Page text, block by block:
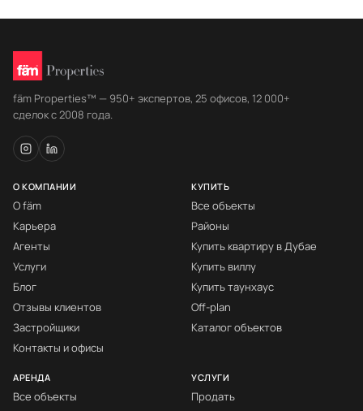
fäm Properties™ — 950+ экспертов, 25 офисов, 12 000+
сделок с 2008 года.
О КОМПАНИИ
О fäm
Карьера
Агенты
Услуги
Блог
Отзывы клиентов
Застройщики
Контакты и офисы
КУПИТЬ
Все объекты
Районы
Купить квартиру в Дубае
Купить виллу
Купить таунхаус
Off-plan
Каталог объектов
АРЕНДА
Все объекты
УСЛУГИ
Продать